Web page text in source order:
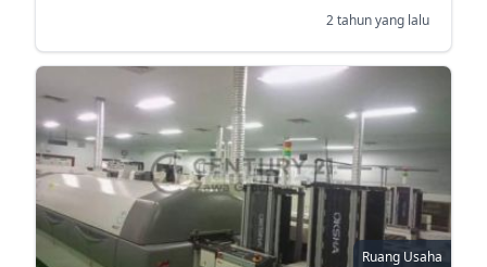
2 tahun yang lalu
Ruang Usaha